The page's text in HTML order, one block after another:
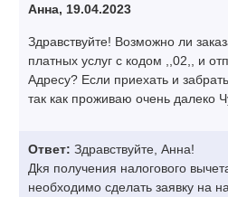
Анна, 19.04.2023
Здравствуйте! Возможно ли
платных услуг с кодом ,,02,, и
Адресу? Если приехать и
так как проживаю очень далеко
Ответ: Здравствуйте, Анна!
Дkя получения налогового
необходимо сделать заявку на